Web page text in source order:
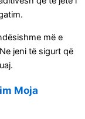
më e
jeni të sigurt që
Moja